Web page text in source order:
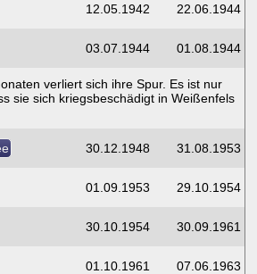
12.05.1942 22.06.1944
03.07.1944 01.08.1944
verliert sich ihre Spur. Es ist nur
sie sich kriegsbeschädigt in Weißenfels
30.12.1948 31.08.1953
01.09.1953 29.10.1954
30.10.1954 30.09.1961
01.10.1961 07.06.1963